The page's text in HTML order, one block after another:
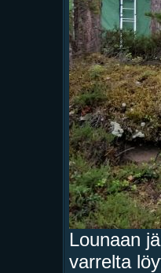
Lounaan
varrelta